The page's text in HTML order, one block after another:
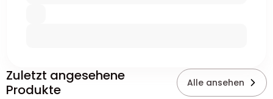
Zuletzt angesehene
Produkte
Alle ansehen